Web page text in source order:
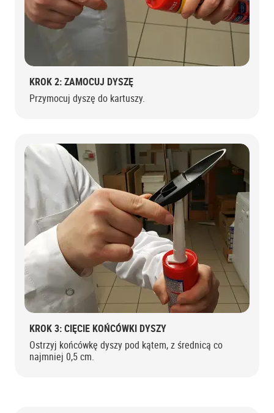
KROK 2: ZAMOCUJ DYSZĘ
Przymocuj dyszę do kartuszy.
KROK 3: CIĘCIE KOŃCÓWKI DYSZY
Ostrzyj końcówkę dyszy pod kątem, z średnicą co
najmniej 0,5 cm.